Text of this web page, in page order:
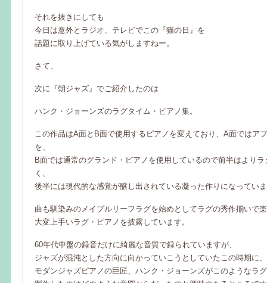
それを抜きにしても
今日は意外とラジオ、テレビでこの『猫の日』を
話題に取り上げている気がしますねー。
さて、
次に『朝ジャズ』でご紹介したのは
ハンク・ジョーンズのラグタイム・ピアノ集。
この作品はA面とB面で使用するピアノを変えており、A面ではア
を、
B面では通常のグランド・ピアノを使用しているので前半はより
く、
後半には現代的な感覚が醸し出されている凝った作りになってい
曲も馴染みのメイプルリーフラグを始めとしてラグの秀作揃いで
大変上手いラグ・ピアノを披露しています。
60年代中盤の録音だけに綺麗な音質で録られていますが、
ジャズが混沌とした方向に向かっていこうとしていたこの時期に、
モダンジャズピアノの巨匠、ハンク・ジョーンズがこのようなラ